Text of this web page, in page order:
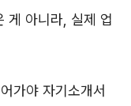
게 아니라, 실제 업
가야 자기소개서